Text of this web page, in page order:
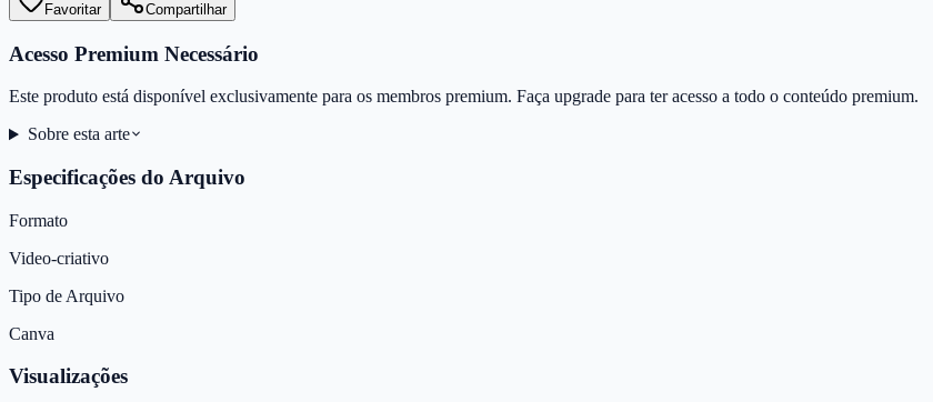
Favoritar Compartilhar
Acesso Premium Necessário
Este produto está disponível exclusivamente para os membros premium. Faça upgrade para ter acesso a todo o conteúdo premium.
Sobre esta arte
Especificações do Arquivo
Formato
Video-criativo
Tipo de Arquivo
Canva
Visualizações